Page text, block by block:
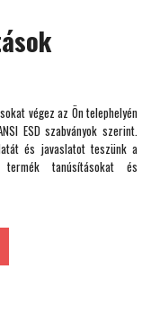
végez az Ön telephelyén
ESD szabványok szerint.
és javaslatot teszünk a
termék tanúsításokat és